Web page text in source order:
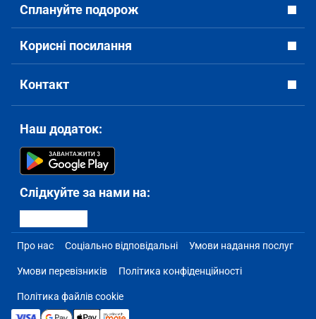
Сплануйте подорож
Корисні посилання
Контакт
Наш додаток:
Слідкуйте за нами на:
Про нас Соціально відповідальні Умови надання послуг
Умови перевізників Політика конфіденційності
Політика файлів cookie